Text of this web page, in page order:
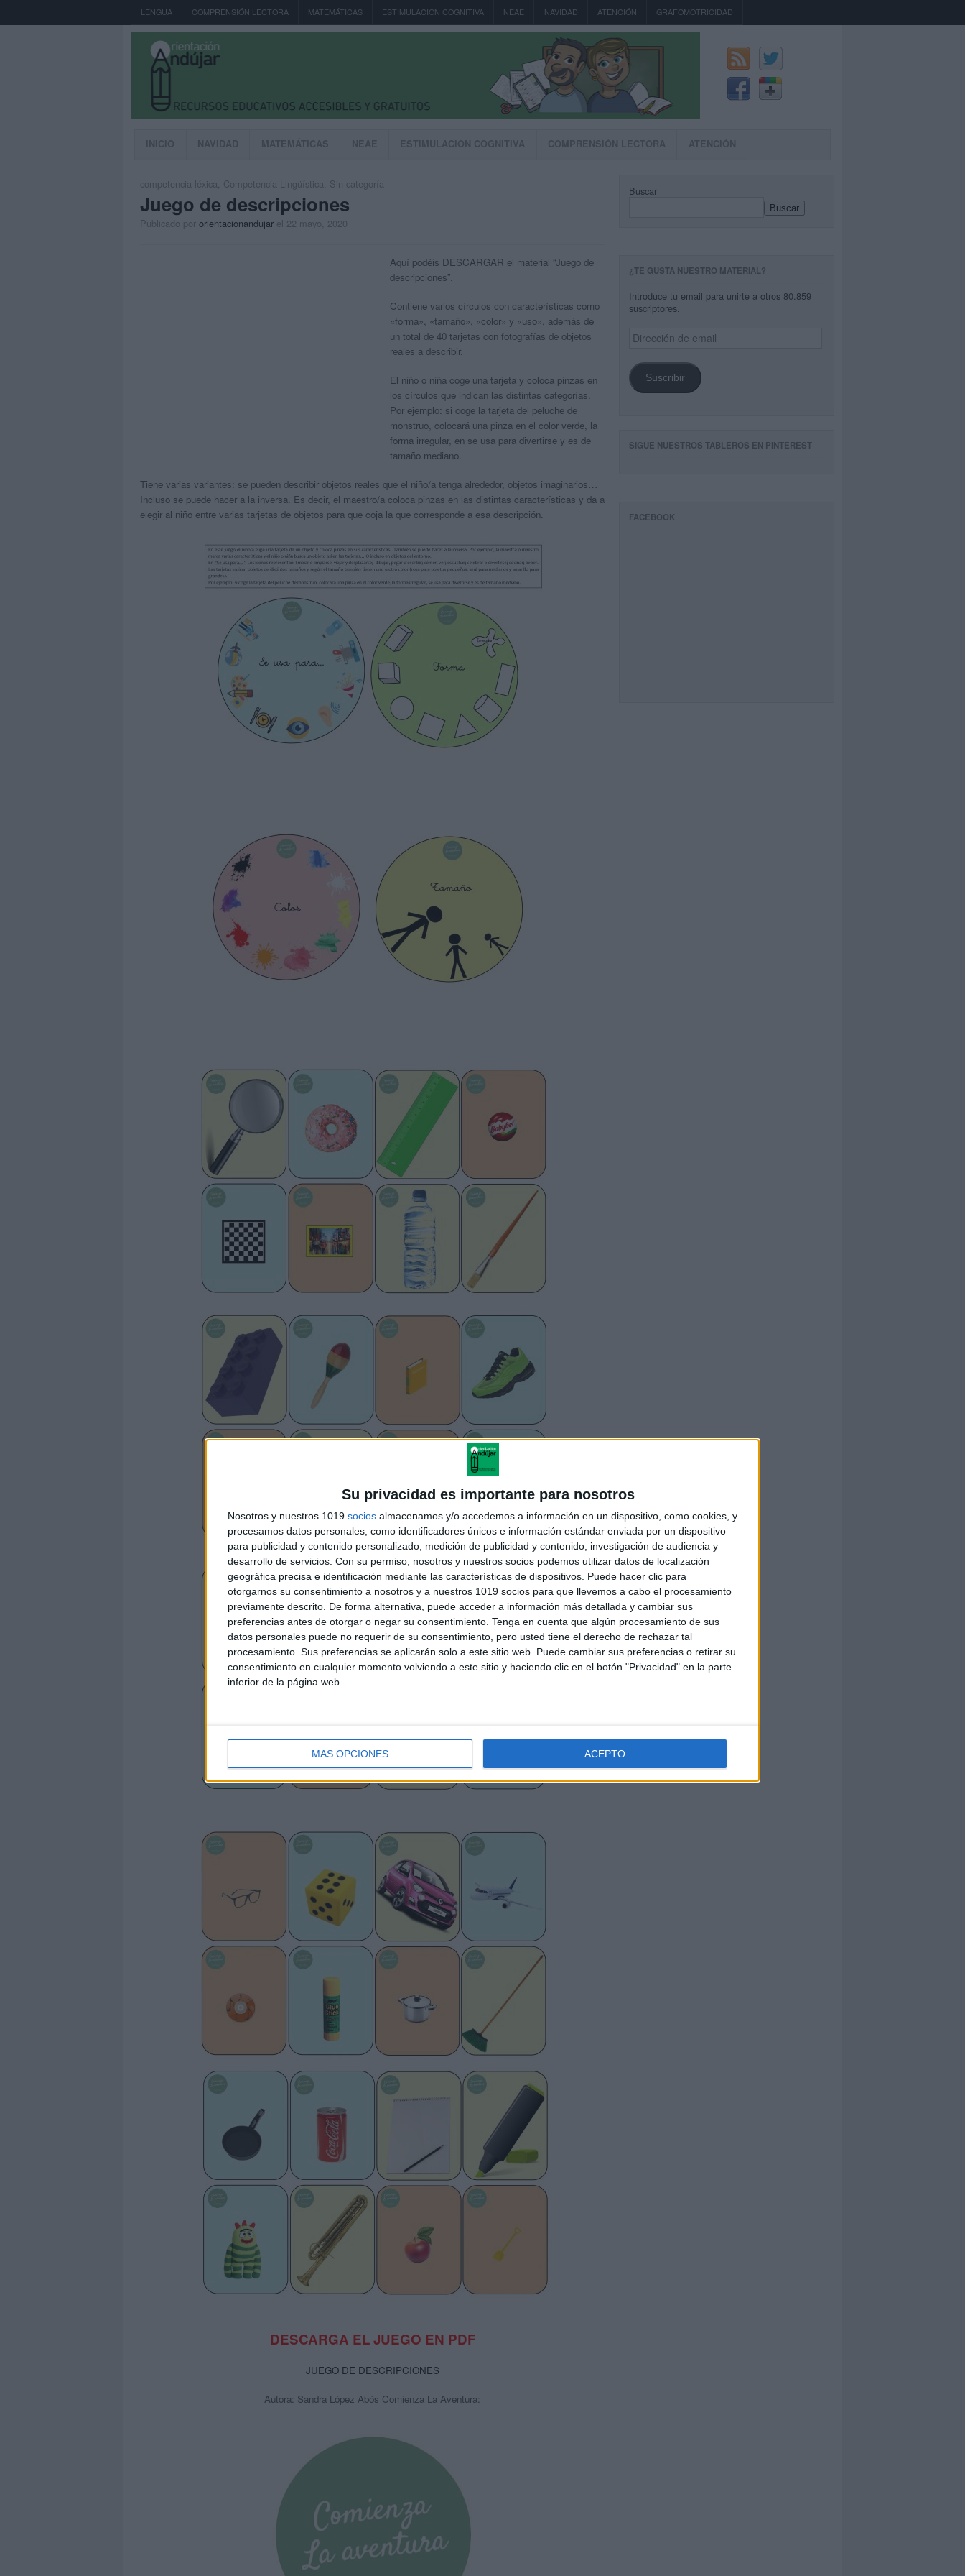
Su privacidad es importante para nosotros
Nosotros y nuestros 1019 socios almacenamos y/o accedemos a información en un dispositivo, como cookies, y
procesamos datos personales, como identificadores únicos e información estándar enviada por un dispositivo
para publicidad y contenido personalizado, medición de publicidad y contenido, investigación de audiencia y
desarrollo de servicios. Con su permiso, nosotros y nuestros socios podemos utilizar datos de localización
geográfica precisa e identificación mediante las características de dispositivos. Puede hacer clic para
otorgarnos su consentimiento a nosotros y a nuestros 1019 socios para que llevemos a cabo el procesamiento
previamente descrito. De forma alternativa, puede acceder a información más detallada y cambiar sus
preferencias antes de otorgar o negar su consentimiento. Tenga en cuenta que algún procesamiento de sus
datos personales puede no requerir de su consentimiento, pero usted tiene el derecho de rechazar tal
procesamiento. Sus preferencias se aplicarán solo a este sitio web. Puede cambiar sus preferencias o retirar su
consentimiento en cualquier momento volviendo a este sitio y haciendo clic en el botón "Privacidad" en la parte
inferior de la página web.
MÁS OPCIONES ACEPTO
LENGUA COMPRENSIÓN LECTORA MATEMÁTICAS ESTIMULACION COGNITIVA NEAE NAVIDAD ATENCIÓN GRAFOMOTRICIDAD
INICIO NAVIDAD MATEMÁTICAS NEAE ESTIMULACION COGNITIVA COMPRENSIÓN LECTORA ATENCIÓN
competencia léxica Competencia Lingüística Sin categoría
Juego de descripciones
Publicado por orientacionandujar el 22 mayo, 2020
Aquí podéis DESCARGAR el material “Juego de
descripciones”.
Contiene varios círculos con características como
«forma», «tamaño», «color» y «uso», además de
un total de 40 tarjetas con fotografías de objetos
reales a describir.⁣
El niño o niña coge una tarjeta y coloca pinzas en
los círculos que indican las distintas categorías.
Por ejemplo: si coge la tarjeta del peluche de
monstruo, colocará una pinza en el color verde, la
forma irregular, en se usa para divertirse y es de
tamaño mediano.⁣
Tiene varias variantes: se pueden describir objetos reales que el niño/a tenga alrededor, objetos imaginarios…
Incluso se puede hacer a la inversa. Es decir, el maestro/a coloca pinzas en las distintas características y da a
elegir al niño entre varias tarjetas de objetos para que coja la que corresponde a esa descripción.
DESCARGA EL JUEGO EN PDF
JUEGO DE DESCRIPCIONES
Autora: Sandra López Abós Comienza La Aventura:
Buscar
Buscar
¿TE GUSTA NUESTRO MATERIAL?
Introduce tu email para unirte a otros 80.859
suscriptores.
Dirección
de
Suscribir
SIGUE NUESTROS TABLEROS EN PINTEREST
FACEBOOK